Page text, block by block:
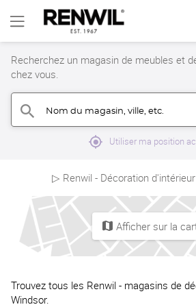
Recherchez un magasin de meubles et
chez vous.
search Nom du magasin, ville, etc.
mylocation Utiliser ma position
▷ Renwil - Décoration
map Afficher sur la
Trouvez tous les Renwil - magasins de
Windsor.